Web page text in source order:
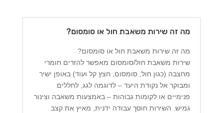
מה זה שירות משאבת חול או סומסום?
מה זה שירות משאבת חול או סומסום?
שירות משאבת חול/סומסום מאפשר להזרים חומרי
מחצבה (כגון חול, סומסום, חצץ קל ועוד) באופן ישיר
ומבוקר אל נקודת היעד – לדוגמה לגג, לחללים
פנימיים או לקומות גבוהות – באמצעות משאבה וצינור
גמיש. השירות חוסך עבודה ידנית, מאיץ את קצב